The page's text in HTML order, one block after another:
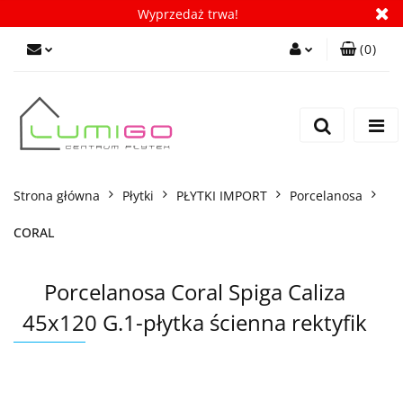
Wyprzedaż trwa!
(0)
Strona główna Płytki PŁYTKI IMPORT Porcelanosa
CORAL
Porcelanosa Coral Spiga Caliza
45x120 G.1-płytka ścienna rektyfik